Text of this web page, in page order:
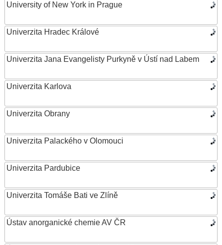
University of New York in Prague
Univerzita Hradec Králové
Univerzita Jana Evangelisty Purkyně v Ústí nad Labem
Univerzita Karlova
Univerzita Obrany
Univerzita Palackého v Olomouci
Univerzita Pardubice
Univerzita Tomáše Bati ve Zlíně
Ústav anorganické chemie AV ČR